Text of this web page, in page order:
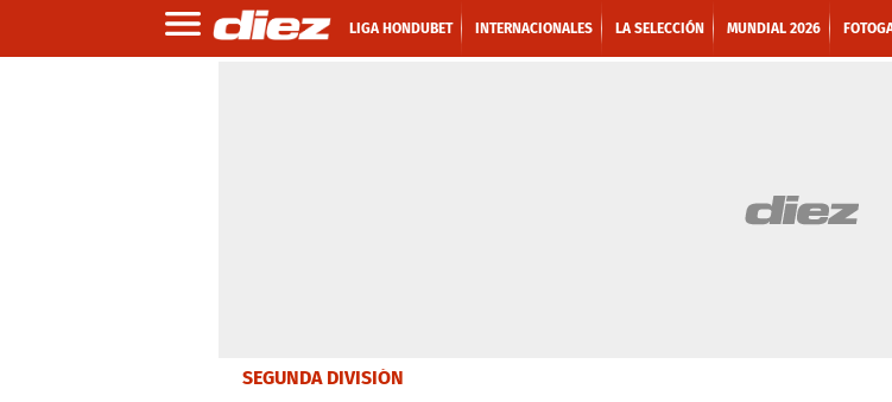
LIGA HONDUBET INTERNACIONALES LA SELECCIÓN MUNDIAL 2026
SEGUNDA DIVISIÓN